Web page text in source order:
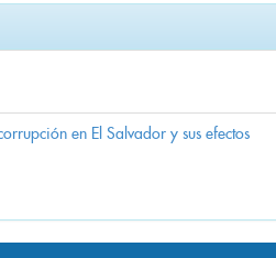
en El Salvador y sus efectos